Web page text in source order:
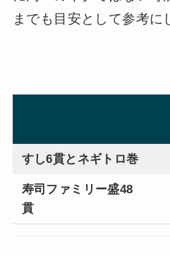
までも目安として参考に
すし6貫とネギトロ巻
寿司ファミリー盛48
貫